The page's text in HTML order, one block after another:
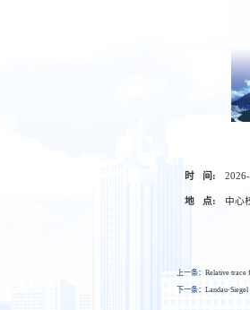
时 间:
地 点: 中心
上一条： Relative trace
下一条： Landau-